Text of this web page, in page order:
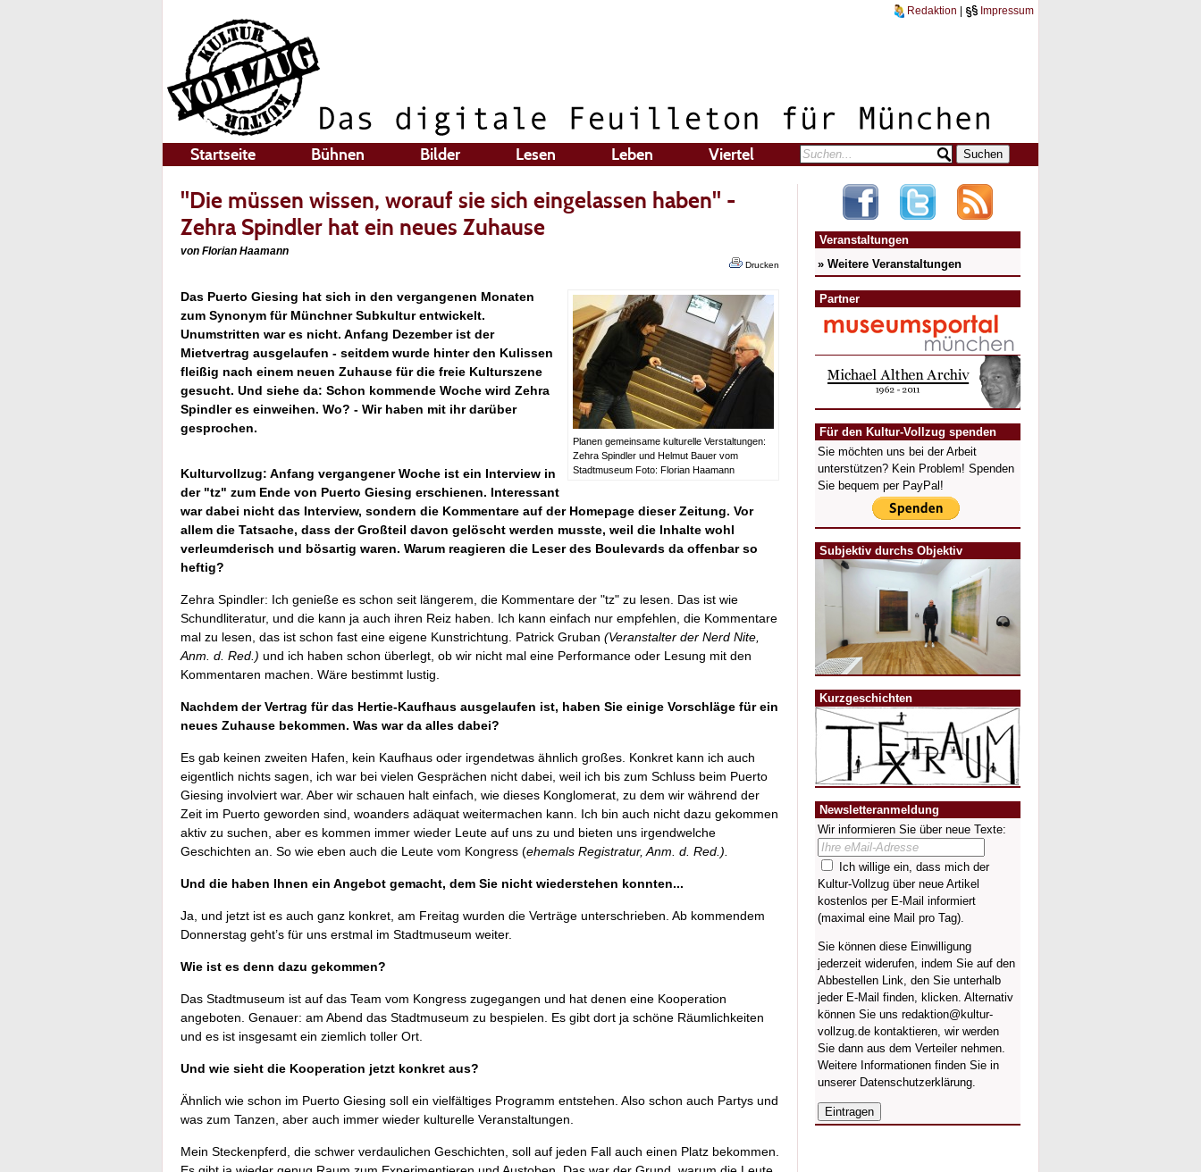
Redaktion Impressum
Startseite Bühnen Bilder Lesen Leben Viertel
"Die müssen wissen, worauf sie sich eingelassen haben" -
Zehra Spindler hat ein neues Zuhause
von Florian Haamann
Drucken
Planen gemeinsame kulturelle Verstaltungen:
Zehra Spindler und Helmut Bauer vom
Stadtmuseum Foto: Florian Haamann
Das Puerto Giesing hat sich in den vergangenen Monaten
zum Synonym für Münchner Subkultur entwickelt.
Unumstritten war es nicht. Anfang Dezember ist der
Mietvertrag ausgelaufen - seitdem wurde hinter den Kulissen
fleißig nach einem neuen Zuhause für die freie Kulturszene
gesucht. Und siehe da: Schon kommende Woche wird Zehra
Spindler es einweihen. Wo? - Wir haben mit ihr darüber
gesprochen.
Kulturvollzug: Anfang vergangener Woche ist ein Interview in
der "tz" zum Ende von Puerto Giesing erschienen. Interessant
war dabei nicht das Interview, sondern die Kommentare auf der Homepage dieser Zeitung. Vor
allem die Tatsache, dass der Großteil davon gelöscht werden musste, weil die Inhalte wohl
verleumderisch und bösartig waren. Warum reagieren die Leser des Boulevards da offenbar so
heftig?
Zehra Spindler: Ich genieße es schon seit längerem, die Kommentare der "tz" zu lesen. Das ist wie
Schundliteratur, und die kann ja auch ihren Reiz haben. Ich kann einfach nur empfehlen, die Kommentare
mal zu lesen, das ist schon fast eine eigene Kunstrichtung. Patrick Gruban (Veranstalter der Nerd Nite,
Anm. d. Red.) und ich haben schon überlegt, ob wir nicht mal eine Performance oder Lesung mit den
Kommentaren machen. Wäre bestimmt lustig.
Nachdem der Vertrag für das Hertie-Kaufhaus ausgelaufen ist, haben Sie einige Vorschläge für ein
neues Zuhause bekommen. Was war da alles dabei?
Es gab keinen zweiten Hafen, kein Kaufhaus oder irgendetwas ähnlich großes. Konkret kann ich auch
eigentlich nichts sagen, ich war bei vielen Gesprächen nicht dabei, weil ich bis zum Schluss beim Puerto
Giesing involviert war. Aber wir schauen halt einfach, wie dieses Konglomerat, zu dem wir während der
Zeit im Puerto geworden sind, woanders adäquat weitermachen kann. Ich bin auch nicht dazu gekommen
aktiv zu suchen, aber es kommen immer wieder Leute auf uns zu und bieten uns irgendwelche
Geschichten an. So wie eben auch die Leute vom Kongress (ehemals Registratur, Anm. d. Red.).
Und die haben Ihnen ein Angebot gemacht, dem Sie nicht wiederstehen konnten...
Ja, und jetzt ist es auch ganz konkret, am Freitag wurden die Verträge unterschrieben. Ab kommendem
Donnerstag geht’s für uns erstmal im Stadtmuseum weiter.
Wie ist es denn dazu gekommen?
Das Stadtmuseum ist auf das Team vom Kongress zugegangen und hat denen eine Kooperation
angeboten. Genauer: am Abend das Stadtmuseum zu bespielen. Es gibt dort ja schöne Räumlichkeiten
und es ist insgesamt ein ziemlich toller Ort.
Und wie sieht die Kooperation jetzt konkret aus?
Ähnlich wie schon im Puerto Giesing soll ein vielfältiges Programm entstehen. Also schon auch Partys und
was zum Tanzen, aber auch immer wieder kulturelle Veranstaltungen.
Mein Steckenpferd, die schwer verdaulichen Geschichten, soll auf jeden Fall auch einen Platz bekommen.
Veranstaltungen
» Weitere Veranstaltungen
Partner
Für den Kultur-Vollzug spenden
Sie möchten uns bei der Arbeit
unterstützen? Kein Problem! Spenden
Sie bequem per PayPal!
Subjektiv durchs Objektiv
Kurzgeschichten
Newsletteranmeldung
Wir informieren Sie über neue Texte:
Ich willige ein, dass mich der
Kultur-Vollzug über neue Artikel
kostenlos per E-Mail informiert
(maximal eine Mail pro Tag).
Sie können diese Einwilligung
jederzeit widerufen, indem Sie auf den
Abbestellen Link, den Sie unterhalb
jeder E-Mail finden, klicken. Alternativ
können Sie uns redaktion@kultur-
vollzug.de kontaktieren, wir werden
Sie dann aus dem Verteiler nehmen.
Weitere Informationen finden Sie in
unserer Datenschutzerklärung.